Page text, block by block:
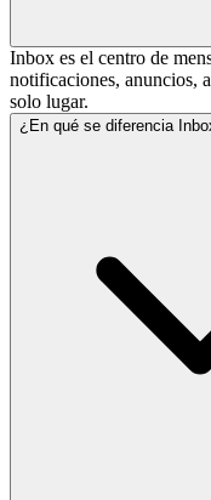
Inbox es el centro de
notificaciones, anuncios,
solo lugar.
¿En qué se diferencia